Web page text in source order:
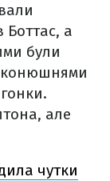
а
були
конюшнями
але
чутки